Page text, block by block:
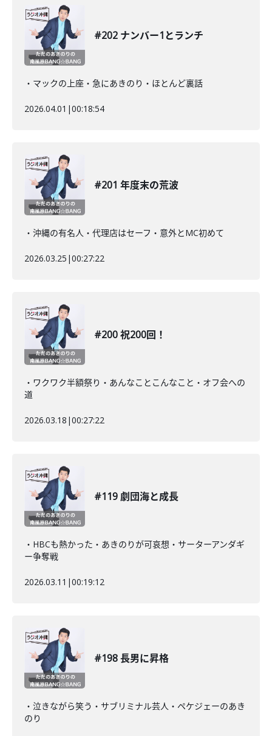
#202 ナンバー1とランチ
・マックの上座・急にあきのり・ほとんど裏話
2026.04.01 |00:18:54
#201 年度末の荒波
・沖縄の有名人・代理店はセーフ・意外とMC初めて
2026.03.25 |00:27:22
#200 祝200回！
・ワクワク半額祭り・あんなことこんなこと・オフ会への
道
2026.03.18 |00:27:22
#119 劇団海と成長
・HBCも熱かった・あきのりが可哀想・サーターアンダギ
ー争奪戦
2026.03.11 |00:19:12
#198 長男に昇格
・泣きながら笑う・サブリミナル芸人・ペケジェーのあき
のり